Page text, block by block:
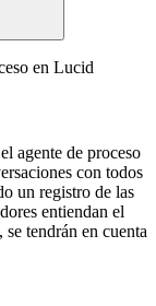
en Lucid
agente de proceso
con todos
un registro de las
entiendan el
tendrán en cuenta